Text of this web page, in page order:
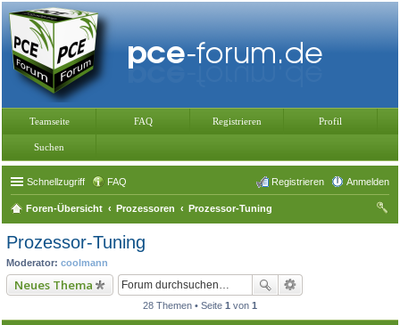
Teamseite FAQ Registrieren Profil
Suchen
Schnellzugriff FAQ Anmelden
Registrieren
Foren-Übersicht Prozessoren
Prozessor-Tuning
Prozessor-Tuning
Moderator: coolmann
Neues Thema
28 Themen • Seite 1 von 1